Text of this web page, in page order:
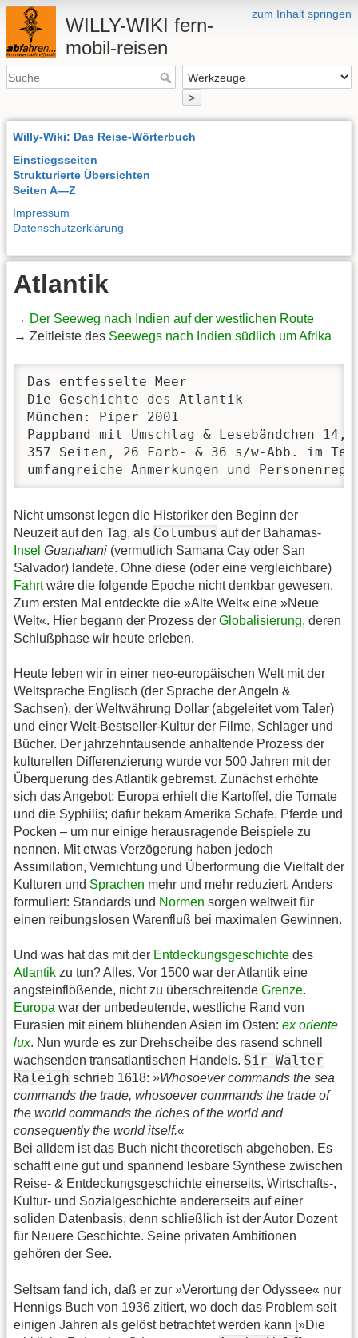
zum Inhalt springen
WILLY-WIKI fern-
mobil-reisen
>
Willy-Wiki: Das Reise-Wörterbuch
Einstiegsseiten
Strukturierte Übersichten
Seiten A—Z
Impressum
Datenschutzerklärung
Atlantik
→ Der Seeweg nach Indien auf der westlichen Route
→ Zeitleiste des Seewegs nach Indien südlich um Afrika
Das entfesselte Meer
Die Geschichte des Atlantik
München: Piper 2001
Pappband mit Umschlag & Lesebändchen
357 Seiten, 26 Farb- & 36 s/w-Abb. im
umfangreiche Anmerkungen und
Nicht umsonst legen die Historiker den Beginn der
Neuzeit auf den Tag, als Columbus auf der Bahamas-
Insel Guanahani (vermutlich Samana Cay oder San
Salvador) landete. Ohne diese (oder eine vergleichbare)
Fahrtwäre die folgende Epoche nicht denkbar gewesen.
Zum ersten Mal entdeckte die »Alte Welt« eine »Neue
Welt«. Hier begann der Prozess der Globalisierung, deren
Schlußphase wir heute erleben.
Heute leben wir in einer neo-europäischen Welt mit der
Weltsprache Englisch (der Sprache der Angeln &
Sachsen), der Weltwährung Dollar (abgeleitet vom Taler)
und einer Welt-Bestseller-Kultur der Filme, Schlager und
Bücher. Der jahrzehntausende anhaltende Prozess der
kulturellen Differenzierung wurde vor 500 Jahren mit der
Überquerung des Atlantik gebremst. Zunächst erhöhte
sich das Angebot: Europa erhielt die Kartoffel, die Tomate
und die Syphilis; dafür bekam Amerika Schafe, Pferde und
Pocken – um nur einige herausragende Beispiele zu
nennen. Mit etwas Verzögerung haben jedoch
Assimilation, Vernichtung und Überformung die Vielfalt der
Kulturen und Sprachen mehr und mehr reduziert. Anders
formuliert: Standards und Normen sorgen weltweit für
einen reibungslosen Warenfluß bei maximalen Gewinnen.
Und was hat das mit der Entdeckungsgeschichte des
Atlantik zu tun? Alles. Vor 1500 war der Atlantik eine
angsteinflößende, nicht zu überschreitende Grenze.
Europa war der unbedeutende, westliche Rand von
Eurasien mit einem blühenden Asien im Osten: ex oriente
lux. Nun wurde es zur Drehscheibe des rasend schnell
wachsenden transatlantischen Handels. Sir Walter
Raleigh schrieb 1618: »Whosoever commands the sea
commands the trade, whosoever commands the trade of
the world commands the riches of the world and
consequently the world itself.«
Bei alldem ist das Buch nicht theoretisch abgehoben. Es
schafft eine gut und spannend lesbare Synthese zwischen
Reise- & Entdeckungsgeschichte einerseits, Wirtschafts-,
Kultur- und Sozialgeschichte andererseits auf einer
soliden Datenbasis, denn schließlich ist der Autor Dozent
für Neuere Geschichte. Seine privaten Ambitionen
gehören der See.
Seltsam fand ich, daß er zur »Verortung der Odyssee« nur
Hennigs Buch von 1936 zitiert, wo doch das Problem seit
einigen Jahren als gelöst betrachtet werden kann [»Die